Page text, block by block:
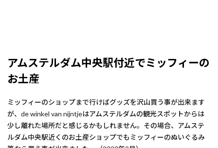
アムステルダム中央駅付近でミッフィーの
お土産
ミッフィーのショップまで行けばグッズを沢山買う事が出来ます
が、de winkel van nijntjeはアムステルダムの観光スポットからは
少し離れた場所だと感じるかもしれません。その場合、アムステ
ルダム中央駅近くのお土産ショップでもミッフィーのぬいぐるみ